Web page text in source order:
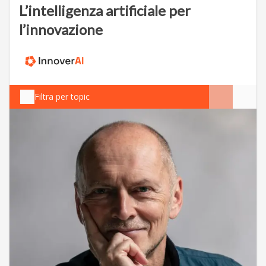
L’intelligenza artificiale per
l’innovazione
Filtra per topic